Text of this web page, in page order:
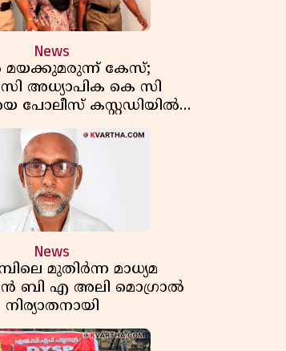
News
മയക്കുമരുന്ന് കേസ്;
അധ്യാപിക കെ സി
പോലീസ് കസ്റ്റഡിയിൽ
News
മുതിർന്ന മാധ്യമ
ബി എ അലി മൊഗ്രാൽ
നിര്യാതനായി